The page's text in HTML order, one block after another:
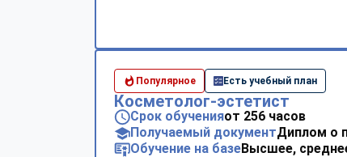
Популярное Есть учебный план
Косметолог-эстетист
Срок обученияот 256 часов
Получаемый документДиплом о
Обучение на базеВысшее,